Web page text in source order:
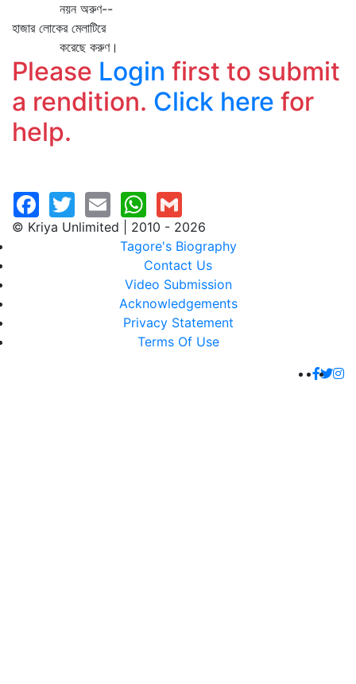
নয়ন অরুণ--
হাজার লোকের মেলাটিরে
করেছে করুণ।
Please Login first to submit
a rendition. Click here for
help.
© Kriya Unlimited | 2010 - 2026
Tagore's Biography
Contact Us
Video Submission
Acknowledgements
Privacy Statement
Terms Of Use